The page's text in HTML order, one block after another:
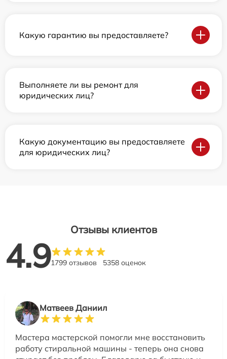
Какую гарантию вы предоставляете?
Выполняете ли вы ремонт для
юридических лиц?
Какую документацию вы предоставляете
для юридических лиц?
Отзывы клиентов
4.91799 отзывов 5358 оценок
Матвеев Даниил
Мастера мастерской помогли мне восстановить
работу стиральной машины - теперь она снова